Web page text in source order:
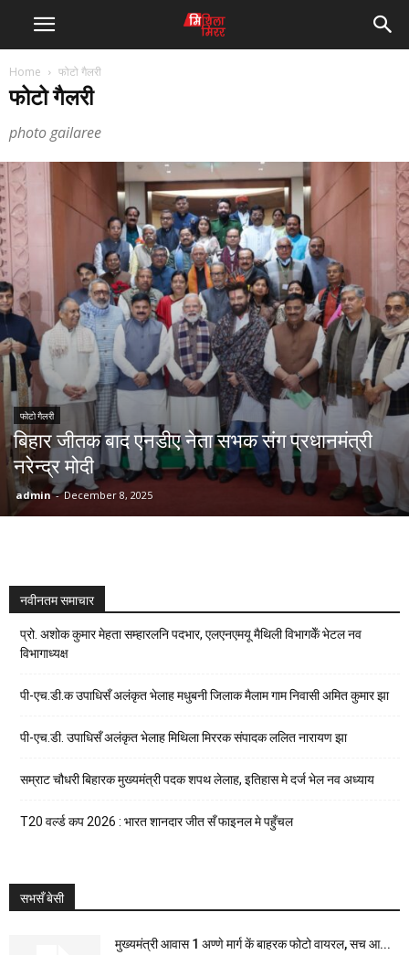
Home फोटो गैलरी
फोटो गैलरी
photo gailaree
फोटो गैलरी
बिहार जीतक बाद एनडीए नेता सभक संग प्रधानमंत्री
नरेन्द्र मोदी
admin - December 8, 2025
नवीनतम समाचार
प्रो. अशोक कुमार मेहता सम्हारलनि पदभार, एलएनएमयू मैथिली विभागकेँ भेटल नव
विभागाध्यक्ष
पी-एच.डी.क उपाधिसँ अलंकृत भेलाह मधुबनी जिलाक मैलाम गाम निवासी अमित कुमार झा
पी-एच.डी. उपाधिसँ अलंकृत भेलाह मिथिला मिररक संपादक ललित नारायण झा
सम्राट चौधरी बिहारक मुख्यमंत्री पदक शपथ लेलाह, इतिहास मे दर्ज भेल नव अध्याय
T20 वर्ल्ड कप 2026 : भारत शानदार जीत सँ फाइनल मे पहुँचल
सभसँ बेसी
मुख्यमंत्री आवास 1 अण्णे मार्ग कें बाहरक फोटो वायरल, सच आ...